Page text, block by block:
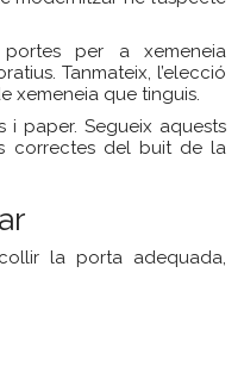
per a xemeneia
Tanmateix, l’elecció
xemeneia que tinguis.
i paper. Segueix aquests
correctes del buit de la
la porta adequada,